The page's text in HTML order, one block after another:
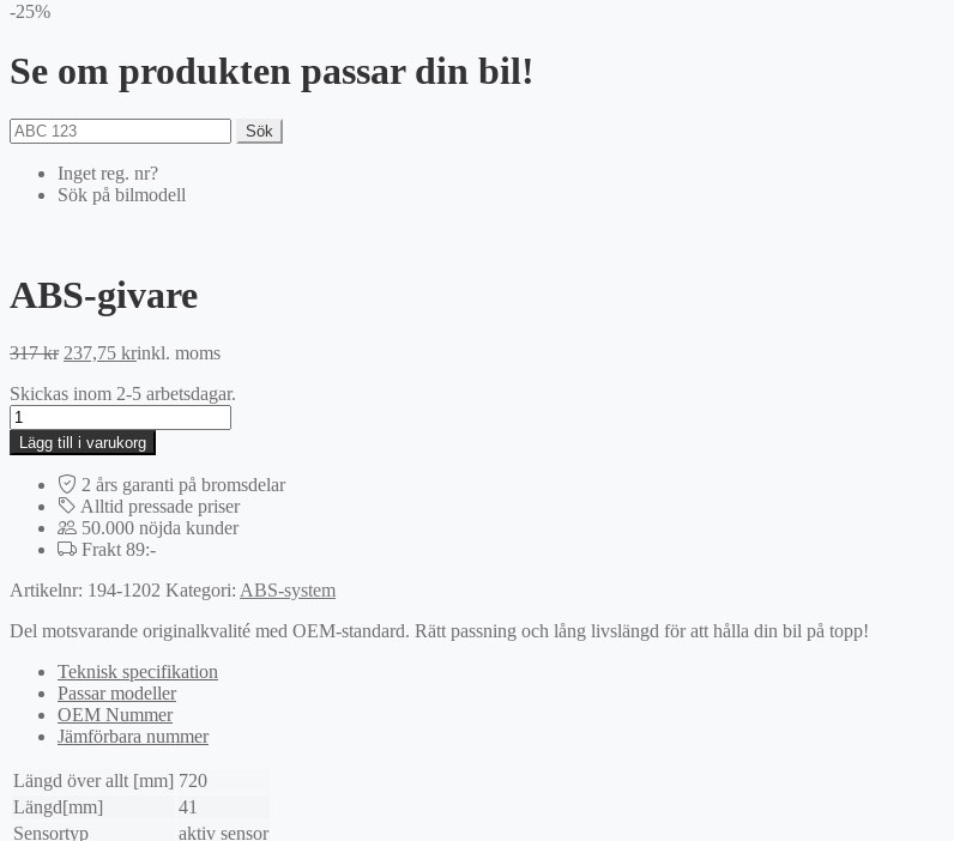
-25%
Se om produkten passar din bil!
Sök
Inget reg. nr?
Sök på bilmodell
ABS-givare
317kr Det
priset
317 kr.
237,75 krDet
priset
237,75 kr.
inkl. moms
Skickas inom 2-5 arbetsdagar.
ABS-
givare
mängd
Lägg till i varukorg
2 års garanti på bromsdelar
Alltid pressade priser
50.000 nöjda kunder
Frakt 89:-
Artikelnr: 194-1202 Kategori: ABS-system
Del motsvarande originalkvalité med OEM-standard. Rätt passning och lång livslängd för att hålla din bil på topp!
Teknisk specifikation
Passar modeller
OEM Nummer
Jämförbara nummer
Längd över allt [mm] 720
Längd[mm]
41
Sensortyp
aktiv sensor